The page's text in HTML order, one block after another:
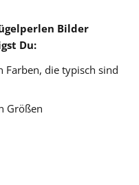
Bilder
Du:
Farben, die typisch sind
Größen